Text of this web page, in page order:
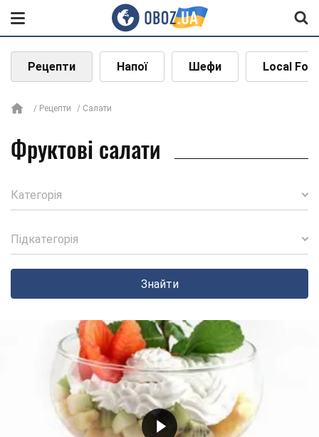
Рецепти Напої Шефи Local
Рецепти Салати
Фруктові салати
Категорія
Підкатегорія
Знайти